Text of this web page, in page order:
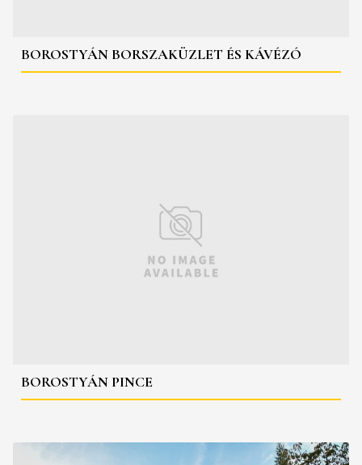
BOROSTYÁN BORSZAKÜZLET ÉS KÁVÉZÓ
BOROSTYÁN PINCE